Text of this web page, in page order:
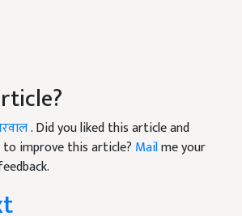
. Did you liked this article and
improve this article? Mailme your